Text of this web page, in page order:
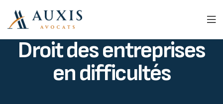
Droit des entreprises
en difficultés